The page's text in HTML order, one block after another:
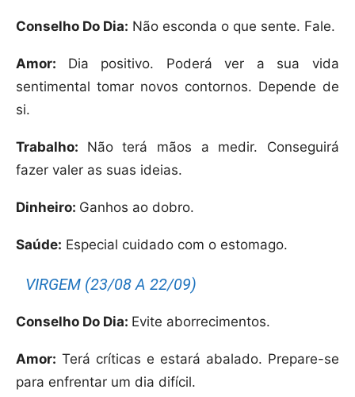
Conselho Do Dia: Não esconda o que sente. Fale.
Amor: Dia positivo. Poderá ver a sua vida
sentimental tomar novos contornos. Depende de
si.
Trabalho: Não terá mãos a medir. Conseguirá
fazer valer as suas ideias.
Dinheiro: Ganhos ao dobro.
Saúde: Especial cuidado com o estomago.
VIRGEM (23/08 A 22/09)
Conselho Do Dia: Evite aborrecimentos.
Amor: Terá críticas e estará abalado. Prepare-se
para enfrentar um dia difícil.